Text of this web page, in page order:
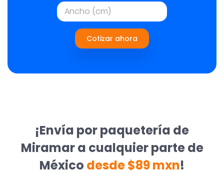
Cotizar ahora
¡Envía por paquetería de
Miramar a cualquier parte de
México desde $89 mxn!